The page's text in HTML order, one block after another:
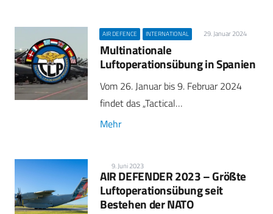
AIR DEFENCE INTERNATIONAL 29. Januar 2024
Multinationale
Luftoperationsübung in Spanien
Vom 26. Januar bis 9. Februar 2024
findet das „Tactical…
Mehr
9. Juni 2023
AIR DEFENDER 2023 – Größte
Luftoperations­übung seit
Bestehen der NATO